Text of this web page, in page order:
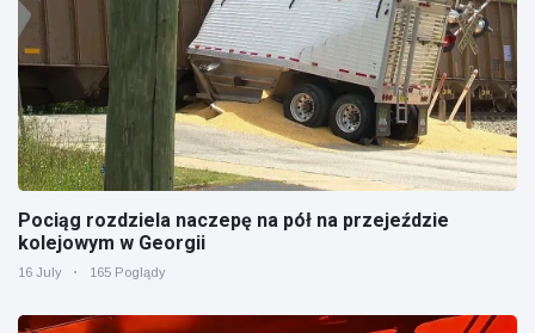
Pociąg rozdziela naczepę na pół na przejeździe
kolejowym w Georgii
16 July 165 Poglądy